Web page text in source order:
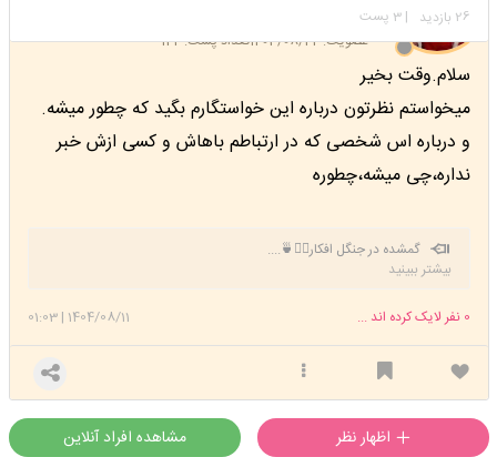
عضویت: 1403/08/22 تعداد پست: 122
26 بازدید | 3 پست
سلام.وقت بخیر
میخواستم نظرتون درباره این خواستگارم بگید که چطور میشه.
و درباره اس شخصی که در ارتباطم باهاش و کسی ازش خبر
نداره،چی میشه،چطوره
گمشده در جنگل افکار🚶‍♀️🍵....
بیشتر ببینید
1404/08/11
|
01:03 0 نفر لایک کرده اند ...
مشاهده افراد آنلاین